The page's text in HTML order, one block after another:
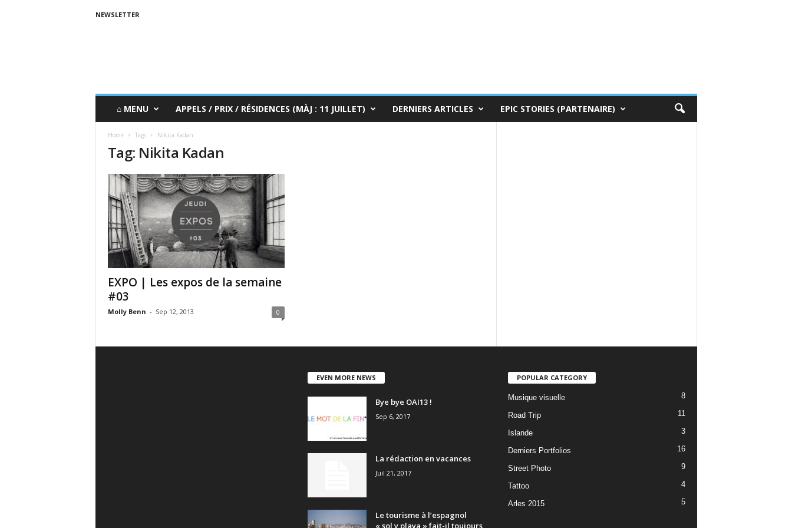
NEWSLETTER
⌂ MENU APPELS / PRIX / RÉSIDENCES (MÀJ : 11 JUILLET) DERNIERS ARTICLES EPIC STORIES (PARTENAIRE)
Home Tags Nikita Kadan
Tag: Nikita Kadan
EXPO | Les expos de la semaine
#03
Molly Benn - Sep 12, 2013 0
EVEN MORE NEWS
Bye bye OAI13 !
Sep 6, 2017
La rédaction en vacances
Juil 21, 2017
Le tourisme à l’espagnol
« sol y playa » fait-il toujours
POPULAR CATEGORY
Musique visuelle 8
Road Trip 11
Islande 3
Derniers Portfolios 16
Street Photo 9
Tattoo 4
Arles 2015 5